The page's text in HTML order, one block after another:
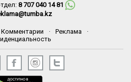
8 707 040 14 81
Комментарии · Реклама
·